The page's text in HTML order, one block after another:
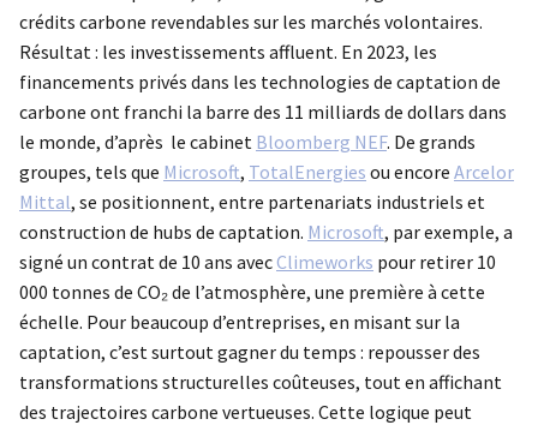
crédits carbone revendables sur les marchés volontaires.
Résultat : les investissements affluent. En 2023, les
financements privés dans les technologies de captation de
carbone ont franchi la barre des 11 milliards de dollars dans
le monde, d’après le cabinet Bloomberg NEF. De grands
groupes, tels que Microsoft, TotalEnergies ou encore Arcelor
Mittal, se positionnent, entre partenariats industriels et
construction de hubs de captation. Microsoft, par exemple, a
signé un contrat de 10 ans avecClimeworks pour retirer 10
000 tonnes de CO₂ de l’atmosphère, une première à cette
échelle. Pour beaucoup d’entreprises, en misant sur la
captation, c’est surtout gagner du temps : repousser des
transformations structurelles coûteuses, tout en affichant
des trajectoires carbone vertueuses. Cette logique peut